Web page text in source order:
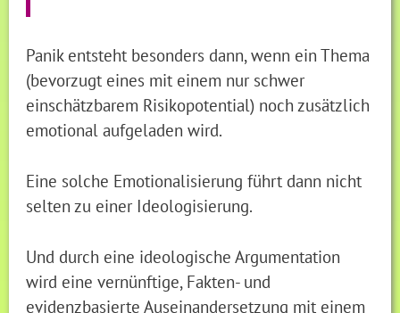
Panik entsteht besonders dann, wenn ein Thema
(bevorzugt eines mit einem nur schwer
einschätzbarem Risikopotential) noch zusätzlich
emotional aufgeladen wird.
Eine solche Emotionalisierung führt dann nicht
selten zu einer Ideologisierung.
Und durch eine ideologische Argumentation
wird eine vernünftige, Fakten- und
evidenzbasierte Auseinandersetzung mit einem